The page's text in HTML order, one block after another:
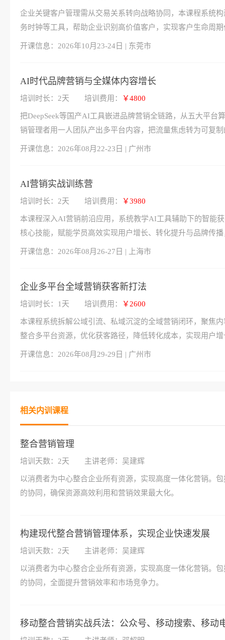
企业关键客户管理需从交易关系转向战略协同，本课程系统
务时钟等工具，帮助企业识别高价值客户，实现客户生命周
开课信息： 2026年10月23-24日 | 东莞市
AI时代品牌营销与全媒体内容增长
培训时长：2天 培训费用： ￥4800
把DeepSeek等国产AI工具嵌进品牌营销全链路，从五大平
销管理者用一人团队产出多平台内容，把流量焦虑转为可复
开课信息： 2026年08月22-23日 | 广州市
AI营销实战训练营
培训时长：2天 培训费用： ￥3980
本课程深入AI营销前沿应用，系统教学AI工具辅助下的智能
核心技能，赋能学员高效实现用户增长、转化提升与品牌传
开课信息： 2026年08月26-27日 | 上海市
企业多平台全域营销获客新打法
培训时长：1天 培训费用： ￥2600
本课程系统拆解公域引流、私域沉淀的全域营销闭环，聚焦
整合多平台资源，优化获客路径，降低转化成本，实现用户
开课信息： 2026年08月29-29日 | 广州市
相关内训课程
整合营销管理
培训天数：2天 主讲老师：吴建辉
以消费者为中心整合企业所有资源，实现高度一体化营销。
的协同，确保资源高效利用和营销效果最大化。
构建现代整合营销管理体系，实现企业快速发展
培训天数：2天 主讲老师：吴建辉
以消费者为中心整合企业所有资源，实现高度一体化营销。
的协同，全面提升营销效率和市场竞争力。
移动整合营销实战兵法：公众号、移动搜索、移动